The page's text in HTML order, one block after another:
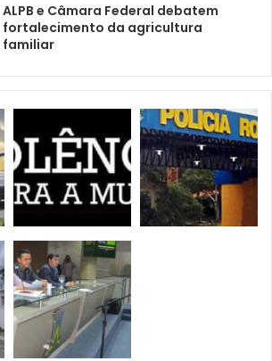
ALPB e Câmara Federal debatem
fortalecimento da agricultura
familiar